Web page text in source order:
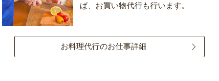
ば、お買い物代行も行います。
お料理代行のお仕事詳細